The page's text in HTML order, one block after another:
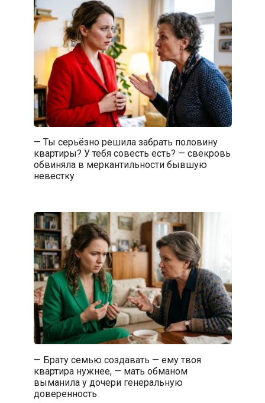
— Ты серьёзно решила забрать половину
квартиры? У тебя совесть есть? — свекровь
обвиняла в меркантильности бывшую
невестку
— Брату семью создавать — ему твоя
квартира нужнее, — мать обманом
выманила у дочери генеральную
доверенность